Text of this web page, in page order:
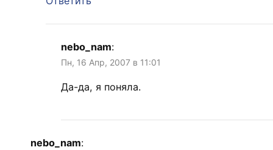
nebo_nam:
Пн, 16 Апр, 2007 в 11:01
Да-да, я поняла.
nebo_nam: